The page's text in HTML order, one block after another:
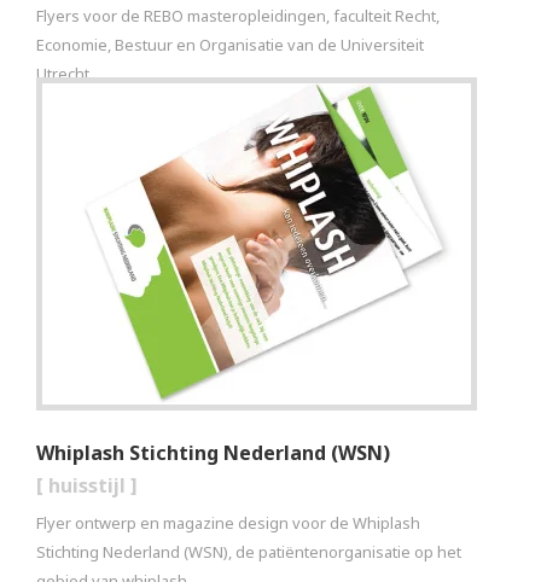
Flyers voor de REBO masteropleidingen, faculteit Recht,
Economie, Bestuur en Organisatie van de Universiteit
Utrecht.
Whiplash Stichting Nederland (WSN)
[ huisstijl ]
Flyer ontwerp en magazine design voor de Whiplash
Stichting Nederland (WSN), de patiëntenorganisatie op het